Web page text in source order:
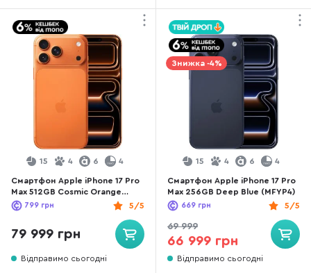
15 4 6 4
Смартфон Apple iPhone 17 Pro
Max 512GB Cosmic Orange
(MFYT4)
5/5
799 грн
79 999 грн
Відправимо сьогодні
Знижка -4%
15 4 6 4
Смартфон Apple iPhone 17 Pro
Max 256GB Deep Blue (MFYP4)
5/5
669 грн
69 999
66 999 грн
Відправимо сьогодні